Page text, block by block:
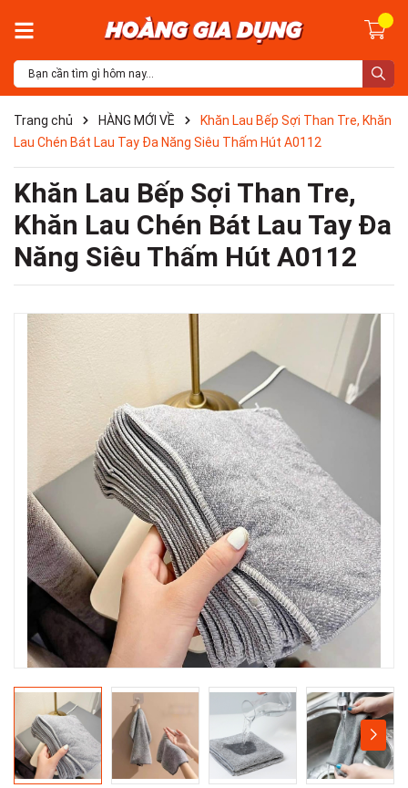
Trang chủ HÀNG MỚI VỀ
Khăn Lau Bếp Sợi Than Tre, Khăn
Lau Chén Bát Lau Tay Đa Năng Siêu Thấm Hút A0112
Khăn Lau Bếp Sợi Than Tre,
Khăn Lau Chén Bát Lau Tay Đa
Năng Siêu Thấm Hút A0112